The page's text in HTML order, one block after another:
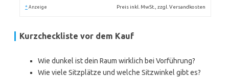
* Anzeige Preis inkl. MwSt., zzgl. Versandkosten
Kurzcheckliste vor dem Kauf
Wie dunkel ist dein Raum wirklich bei Vorführung?
Wie viele Sitzplätze und welche Sitzwinkel gibt es?